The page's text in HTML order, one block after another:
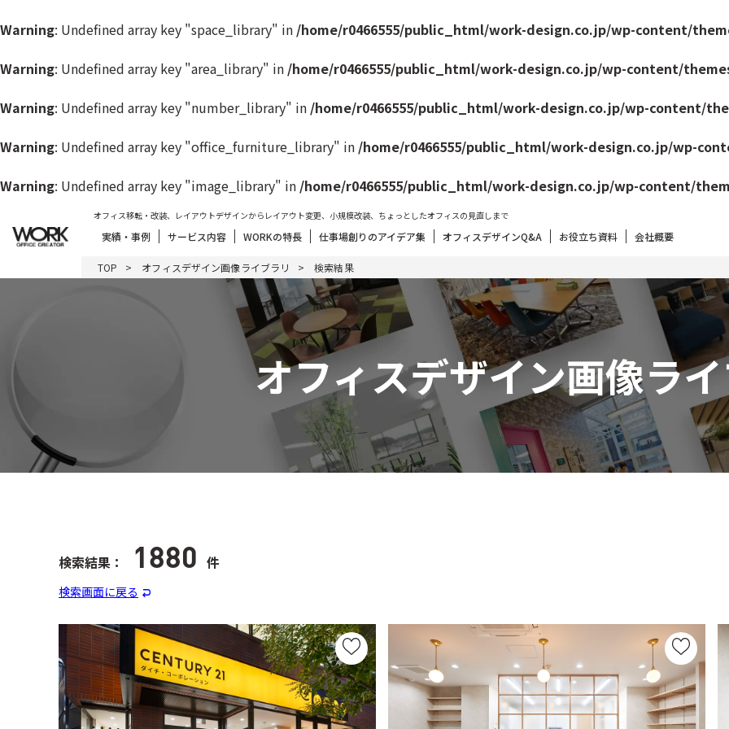
Warning: Undefined array key "space_library" in /home/r0466555/public_html/work-design.co.jp/wp-content/
Warning: Undefined array key "area_library" in /home/r0466555/public_html/work-design.co.jp/wp-content/
Warning: Undefined array key "number_library" in /home/r0466555/public_html/work-design.co.jp/wp-content/
Warning: Undefined array key "office_furniture_library" in /home/r0466555/public_html/work-design.co.jp/wp-
Warning: Undefined array key "image_library" in /home/r0466555/public_html/work-design.co.jp/wp-content/
オフィス移転・改装、レイアウトデザインからレイアウト変更、小規模改装、ちょっとしたオフィスの見直しまで
実績・事例 サービス内容 WORKの特長 仕事場創りのアイデア集 オフィスデザインQ&A お役立ち資料 会社概要
TOP オフィスデザイン画像ライブラリ 検索結果
オフィスデザイン画像ラ
検索結果： 1880 件
検索画面に戻る